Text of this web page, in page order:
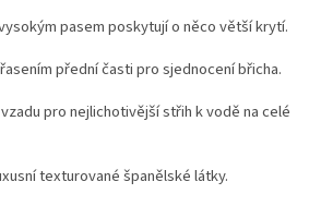
pasem poskytují o něco větší krytí.
přední časti pro sjednocení břicha.
pro nejlichotivější střih k vodě na celé
texturované španělské látky.